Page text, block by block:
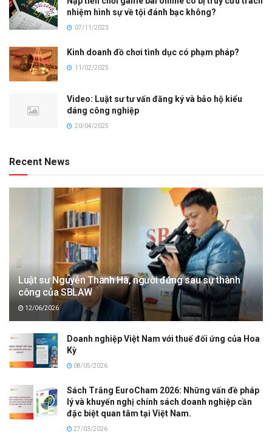
nhiệm hình sự về tội đánh bạc không?
07/11/2023
Kinh doanh đồ chơi tình dục có phạm pháp?
11/02/2025
Video: Luật sư tư vấn đăng ký và bảo hộ kiểu
dáng công nghiệp
20/04/2025
Recent News
Luật sư Nguyễn Thanh Hà, người đứng sau sự thành
công của SBLAW
12/06/2026
Doanh nghiệp Việt Nam với thuế đối ứng của Hoa
Kỳ
08/05/2026
Sách Trắng EuroCham 2026: Những vấn đề pháp
lý và khuyến nghị chính sách doanh nghiệp cần
đặc biệt quan tâm tại Việt Nam.
27/03/2026